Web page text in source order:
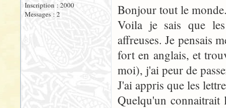
Inscription : 2000
Messages : 2
Bonjour tout le
Voila je sais que
affreuses. Je pensais
fort en anglais, et
moi), j'ai peur de
J'ai appris que les
Quelqu'un connaitrait